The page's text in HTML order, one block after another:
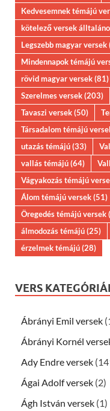
Kedvesemnek témájú
kötelező versek
Legszebb magyar versek
Mindennapok témájú
rövid magyar versek(81)
Szerelmes versek(203)
Tavaszi versek(50)
Társadalom témájú
utazás témájú(33)
vallás témájú(64)
Vágyakozás témájú
Álom témájú versek(51)
Öregedés témájú versek
álmodozás témájú(25)
érzelmek témájú(28)
VERS
Ábrányi Emil versek
Ábrányi Kornél
Ady Endre versek
Ágai Adolf versek (2)
Ágh István versek (1)